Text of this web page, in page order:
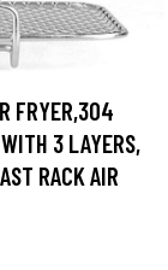
FRYER,304
3 LAYERS,
RACK AIR